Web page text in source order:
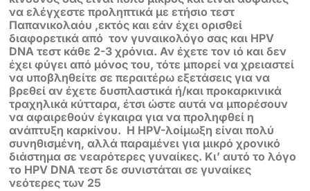
να ελέγχεστε προληπτικά με ετήσιο τεστ
Παπανικολαόυ ,εκτός και εάν έχει ορισθεί
διαφορετικά από τον γυναικολόγο σας και HPV
DNA τεστ κάθε 2-3χρόνια. Αν έχετε τον ιό και δεν
έχει φύγει από μόνος του, τότε μπορεί να χρειαστεί
να υποβληθείτε σε περαιτέρω εξετάσεις για να
βρεθεί αν έχετε δυσπλαστικά ή/καιπροκαρκινικά
τραχηλικά κύτταρα, έτσι ώστε αυτά να μπορέσουν
νααφαιρεθούν έγκαιρα για να προληφθεί η
ανάπτυξη καρκίνου. Η HPV-λοίμωξη είναι πολύ
συνηθισμένη, αλλά παραμένει για μικρό χρονικό
διάστημα σενεαρότερες γυναίκες. Kι’ αυτό το λόγο
το HPV DNA τεστ δε συνιστάται σεγυναίκες
νεότερες των 25